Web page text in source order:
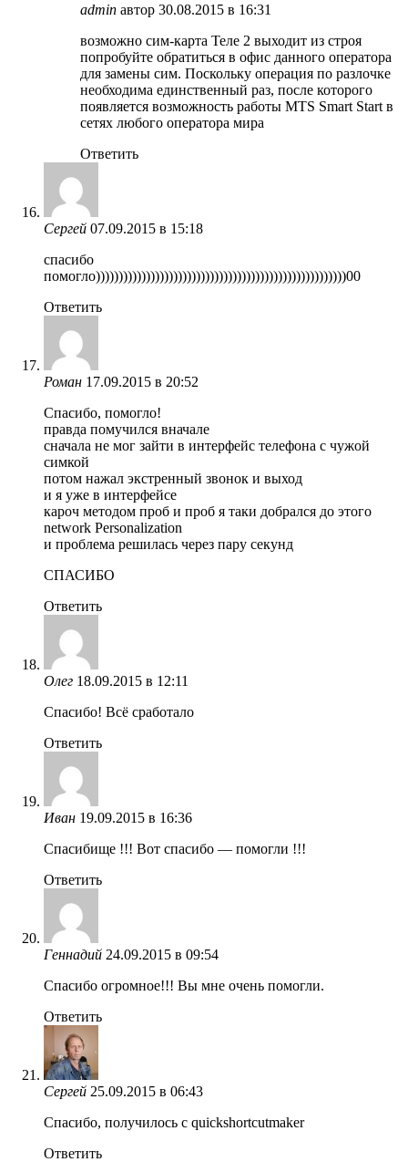
admin автор 30.08.2015 в 16:31
возможно сим-карта Теле 2 выходит из строя
попробуйте обратиться в офис данного оператора
для замены сим. Поскольку операция по разлочке
необходима единственный раз, после которого
появляется возможность работы MTS Smart Start в
сетях любого оператора мира
Ответить
Сергей 07.09.2015 в 15:18
спасибо
помогло)))))))))))))))))))))))))))))))))))))))))))))))))))))))00
Ответить
Роман 17.09.2015 в 20:52
Спасибо, помогло!
правда помучился вначале
сначала не мог зайти в интерфейс телефона с чужой
симкой
потом нажал экстренный звонок и выход
и я уже в интерфейсе
кароч методом проб и проб я таки добрался до этого
network Personalization
и проблема решилась через пару секунд
СПАСИБО
Ответить
Олег 18.09.2015 в 12:11
Спасибо! Всё сработало
Ответить
Иван 19.09.2015 в 16:36
Спасибище !!! Вот спасибо — помогли !!!
Ответить
Геннадий 24.09.2015 в 09:54
Спасибо огромное!!! Вы мне очень помогли.
Ответить
Сергей 25.09.2015 в 06:43
Спасибо, получилось с quickshortcutmaker
Ответить